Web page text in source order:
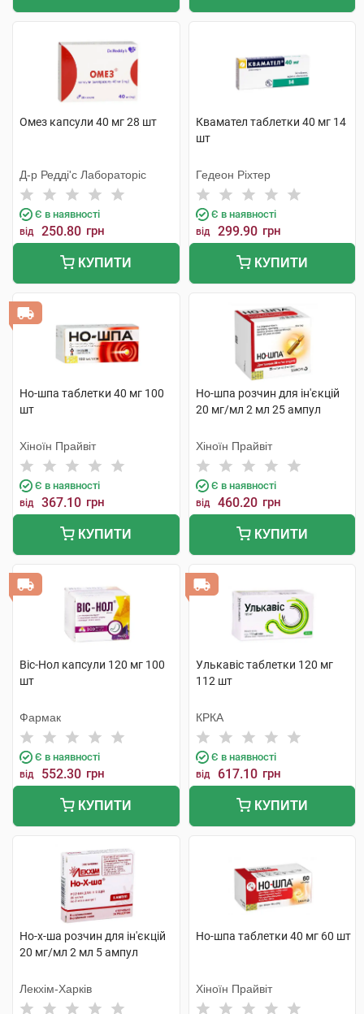
Омез капсули 40 мг 28 шт
Д-р Редді'с Лабораторіс
Є в наявності
від 250.80 грн
КУПИТИ
Квамател таблетки 40 мг 14
шт
Гедеон Ріхтер
Є в наявності
від 299.90 грн
КУПИТИ
Но-шпа таблетки 40 мг 100
шт
Хіноїн Прайвіт
Є в наявності
від 367.10 грн
КУПИТИ
Но-шпа розчин для ін'єкцій
20 мг/мл 2 мл 25 ампул
Хіноїн Прайвіт
Є в наявності
від 460.20 грн
КУПИТИ
Віс-Нол капсули 120 мг 100
шт
Фармак
Є в наявності
від 552.30 грн
КУПИТИ
Улькавіс таблетки 120 мг
112 шт
КРКА
Є в наявності
від 617.10 грн
КУПИТИ
Но-х-ша розчин для ін'єкцій
20 мг/мл 2 мл 5 ампул
Лекхім-Харків
Но-шпа таблетки 40 мг 60 шт
Хіноїн Прайвіт